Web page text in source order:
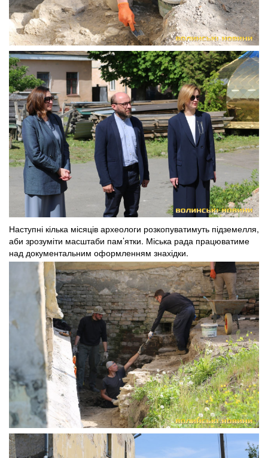
Наступні кілька місяців археологи розкопуватимуть підземелля,
аби зрозуміти масштаби пам’ятки. Міська рада працюватиме
над документальним оформленням знахідки.